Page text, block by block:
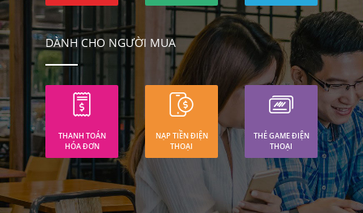
DÀNH CHO NGƯỜI MUA
THANH TOÁN
HÓA ĐƠN
NẠP TIỀN ĐIỆN
THOẠI
THẺ GAME ĐIỆN
THOẠI